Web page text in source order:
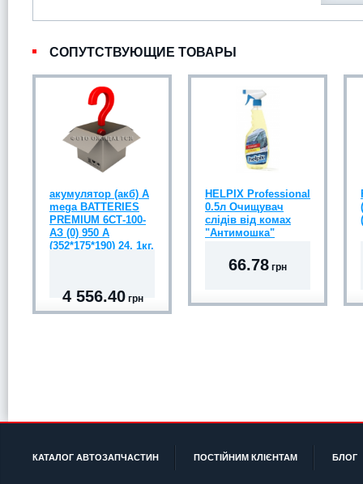
СОПУТСТВУЮЩИЕ ТОВАРЫ
акумулятор (акб) А
mega BATTERIES
PREMIUM 6СТ-100-
АЗ (0) 950 A
(352*175*190) 24, 1кг.
4 556.40 грн
HELPIX Professional
0.5л Очищувач
слідів від комах
"Антимошка"
66.78 грн
КАТАЛОГ АВТОЗАПЧАСТИН ПОСТІЙНИМ КЛІЄНТАМ БЛОГ